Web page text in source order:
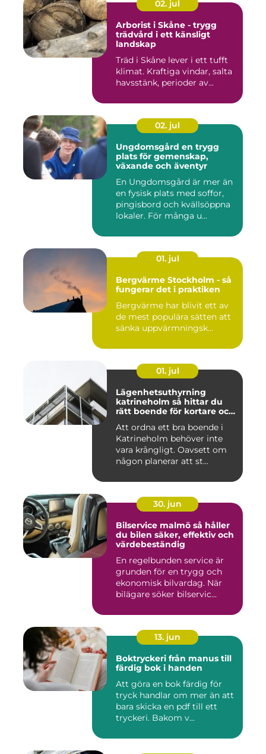
02. jul
Arborist i Skåne - trygg
trädvård i ett känsligt
landskap
Träd i Skåne lever i ett tufft
klimat. Kraftiga vindar, salta
havsstänk, perioder av...
02. jul
Ungdomsgård en trygg
plats för gemenskap,
växande och äventyr
En Ungdomsgård är mer än
en fysisk plats med soffor,
pingisbord och kvällsöppna
lokaler. För många u...
01. jul
Bergvärme Stockholm - så
fungerar det i praktiken
Bergvärme har blivit ett av
de mest populära sätten att
sänka uppvärmningsk...
01. jul
Lägenhetsuthyrning
katrineholm så hittar du
rätt boende för kortare och
Att ordna ett bra boende i
Katrineholm behöver inte
vara krångligt. Oavsett om
någon planerar att st...
30. jun
Bilservice malmö så håller
du bilen säker, effektiv och
värdebeständig
En regelbunden service är
grunden för en trygg och
ekonomisk bilvardag. När
bilägare söker bilservic...
13. jun
Boktryckeri från manus till
färdig bok i handen
Att göra en bok färdig för
tryck handlar om mer än att
bara skicka en pdf till ett
tryckeri. Bakom v...